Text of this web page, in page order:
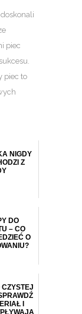
piec
piec to
NIGDY
Z
DO
– CO
O
CZYSTEJ
I